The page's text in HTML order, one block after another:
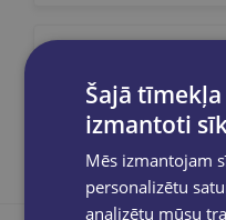
Šajā
izmantoti
Mēs izmantojam
personalizētu
analizētu mūsu